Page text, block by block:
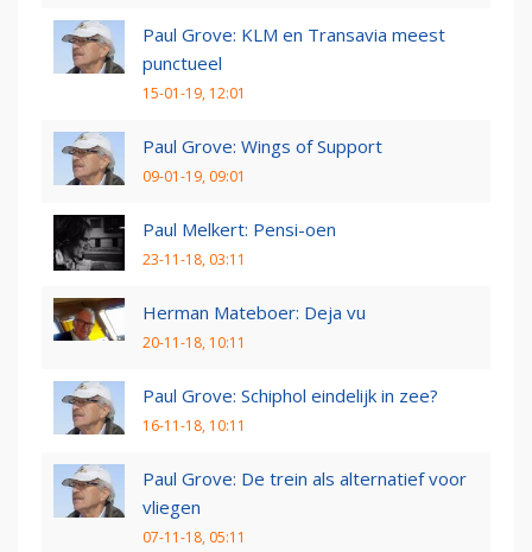
Paul Grove: KLM en Transavia meest
punctueel
15-01-19, 12:01
Paul Grove: Wings of Support
09-01-19, 09:01
Paul Melkert: Pensi-oen
23-11-18, 03:11
Herman Mateboer: Deja vu
20-11-18, 10:11
Paul Grove: Schiphol eindelijk in zee?
16-11-18, 10:11
Paul Grove: De trein als alternatief voor
vliegen
07-11-18, 05:11